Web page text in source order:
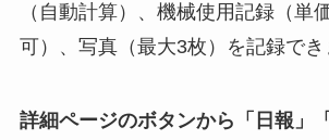
（自動計算）、機械使用記録（単
可）、写真（最大3枚）を記録でき
詳細ページのボタンから「日報」